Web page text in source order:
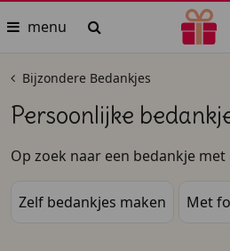
menu
Bijzondere Bedankjes
Persoonlijke
Op zoek naar een bedankje
ontwerpen naar eigen wensen,
Zelf bedankjes maken Met